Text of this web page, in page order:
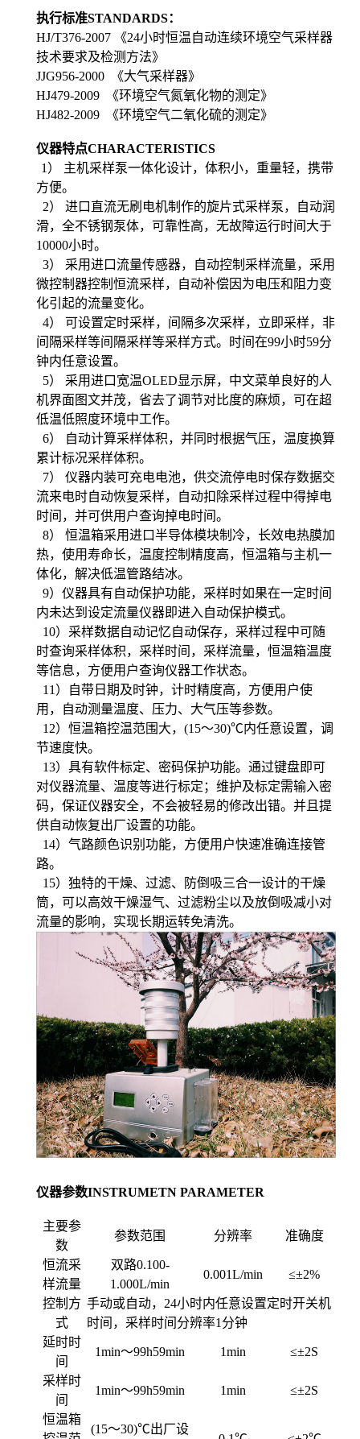
执行标准STANDARDS：
HJ/T376-2007
《24小时恒温自动连续环境空气采样器
技术要求及检测方法》
JJG956-2000
《大气采样器》
HJ479-2009
《环境空气氮氧化物的测定》
HJ482-2009
《环境空气二氧化硫的测定》
仪器特点CHARACTERISTICS
1 ） 主机采样泵一体化设计，体积小，重量轻，携带
方便。
2） 进口直流无刷电机制作的旋片式采样泵，自动润
滑，全不锈钢泵体，可靠性高，无故障运行时间大于
10000小时。
3） 采用进口流量传感器，自动控制采样流量，采用
微控制器控制恒流采样，自动补偿因为电压和阻力变
化引起的流量变化。
4） 可设置定时采样，间隔多次采样，立即采样，非
间隔采样等间隔采样等采样方式。时间在99小时59分
钟内任意设置。
5） 采用进口宽温OLED显示屏，中文菜单良好的人
机界面图文并茂，省去了调节对比度的麻烦，可在超
低温低照度环境中工作。
6） 自动计算采样体积，并同时根据气压，温度换算
累计标况采样体积。
7） 仪器内装可充电电池，供交流停电时保存数据交
流来电时自动恢复采样，自动扣除采样过程中得掉电
时间，并可供用户查询掉电时间。
8） 恒温箱采用进口半导体模块制冷，长效电热膜加
热，使用寿命长，温度控制精度高，恒温箱与主机一
体化，解决低温管路结冰。
9）仪器具有自动保护功能，采样时如果在一定时间
内未达到设定流量仪器即进入自动保护模式。
10）采样数据自动记忆自动保存，采样过程中可随
时查询采样体积，采样时间，采样流量，恒温箱温度
等信息，方便用户查询仪器工作状态。
11 ）自带日期及时钟，计时精度高，方便用户使
用，自动测量温度、压力、大气压等参数。
12）恒温箱控温范围大，(15～30)℃内任意设置，调
节速度快。
13）具有软件标定、密码保护功能。通过键盘即可
对仪器流量、温度等进行标定；维护及标定需输入密
码，保证仪器安全，不会被轻易的修改出错。并且提
供自动恢复出厂设置的功能。
14）气路颜色识别功能，方便用户快速准确连接管
路。
15）独特的干燥、过滤、防倒吸三合一设计的干燥
筒，可以高效干燥湿气、过滤粉尘以及放倒吸减小对
流量的影响，实现长期运转免清洗。
仪器参数INSTRUMETN PARAMETER
主要参
数
参数范围 分辨率 准确度
恒流采
样流量
双路0.100-
1.000L/min
0.001L/min ≤±2%
控制方
式
手动或自动，24小时内任意设置定时开关机
时间，采样时间分辨率1分钟
延时时
间
1min～99h59min 1min ≤±2S
采样时
间
1min～99h59min 1min ≤±2S
恒温箱
(15～30)℃出厂设